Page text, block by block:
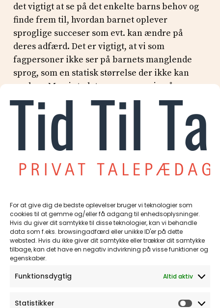
For at give dig de bedste oplevelser bruger vi teknologier som
cookies til at gemme og/eller få adgang til enhedsoplysninger.
Hvis du giver dit samtykke til disse teknologier, kan vi behandle
data som f.eks. browsingadfærd eller unikke ID'er på dette
websted. Hvis du ikke giver dit samtykke eller trækker dit samtykke
tilbage, kan det have en negativ indvirkning på visse funktioner og
egenskaber.
Funktionsdygtig Altid aktiv
Statistikker
det vigtigt at se på det enkelte barns behov og
finde frem til, hvordan barnet oplever
sproglige succeser som evt. kan ændre på
deres adfærd. Det er vigtigt, at vi som
fagpersoner ikke ser på barnets manglende
sprog, som en statisk størrelse der ikke kan
ændres. Men i stedet være nysgerrig på
hvordan vi som fagpersoner kan være med til
at ændre det.
Hvis vi kun tester børn, for at finde ud af
hvorfor de viser de symptomer som udfordrer,
risikere vi at børnene kun bliver beskrevet,
men ikke forstået. Test viser et øjebliksbillede,
barnet er udfordret sprogligt. Så en test må
aldrig stå alene. Den skal bruges som viden ind
i en sammenhæng og den kontekst barnet er
sat i.
”Børns liv og deres symptomer kan ikke
reducerer den kompleksitet, der